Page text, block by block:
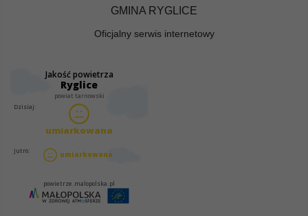
GMINA RYGLICE
Oficjalny serwis internetowy